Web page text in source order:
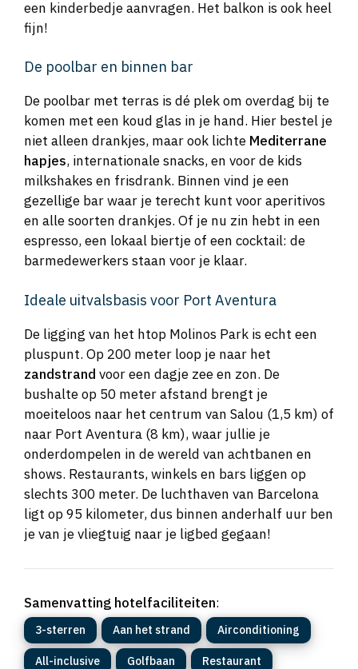
een kinderbedje aanvragen. Het balkon is ook heel
fijn!
De poolbar en binnen bar
De poolbar met terras is dé plek om overdag bij te
komen met een koud glas in je hand. Hier bestel je
niet alleen drankjes, maar ook lichte Mediterrane
hapjes, internationale snacks, en voor de kids
milkshakes en frisdrank. Binnen vind je een
gezellige bar waar je terecht kunt voor aperitivos
en alle soorten drankjes. Of je nu zin hebt in een
espresso, een lokaal biertje of een cocktail: de
barmedewerkers staan voor je klaar.
Ideale uitvalsbasis voor Port Aventura
De ligging van het htop Molinos Park is echt een
pluspunt. Op 200 meter loop je naar het
zandstrand voor een dagje zee en zon. De
bushalte op 50 meter afstand brengt je
moeiteloos naar het centrum van Salou (1,5 km) of
naar Port Aventura (8 km), waar jullie je
onderdompelen in de wereld van achtbanen en
shows. Restaurants, winkels en bars liggen op
slechts 300 meter. De luchthaven van Barcelona
ligt op 95 kilometer, dus binnen anderhalf uur ben
je van je vliegtuig naar je ligbed gegaan!
Samenvatting hotelfaciliteiten:
3-sterren Aan het strand Airconditioning
All-inclusive Golfbaan Restaurant